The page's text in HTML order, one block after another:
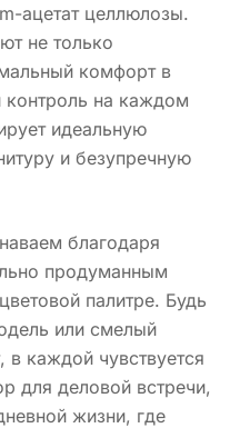
ацетат целлюлозы.
не только
комфорт в
контроль на каждом
идеальную
и безупречную
благодаря
продуманным
палитре. Будь
или смелый
каждой чувствуется
для деловой встречи,
жизни, где